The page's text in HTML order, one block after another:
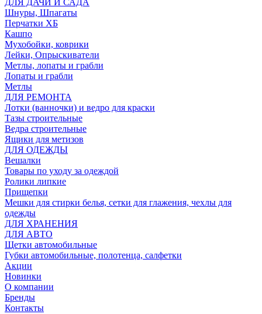
ДЛЯ ДАЧИ И САДА
Шнуры, Шпагаты
Перчатки ХБ
Кашпо
Мухобойки, коврики
Лейки, Опрыскиватели
Метлы, лопаты и грабли
Лопаты и грабли
Метлы
ДЛЯ РЕМОНТА
Лотки (ванночки) и ведро для краски
Тазы строительные
Ведра строительные
Ящики для метизов
ДЛЯ ОДЕЖДЫ
Вешалки
Товары по уходу за одеждой
Ролики липкие
Прищепки
Мешки для стирки белья, сетки для глажения, чехлы для
одежды
ДЛЯ ХРАНЕНИЯ
ДЛЯ АВТО
Щетки автомобильные
Губки автомобильные, полотенца, салфетки
Акции
Новинки
О компании
Бренды
Контакты